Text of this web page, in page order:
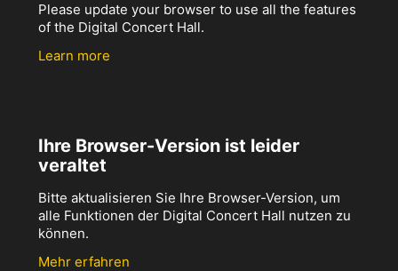
Please update your browser to use all the features
of the Digital Concert Hall.
Learn more
Ihre Browser-Version ist leider
veraltet
Bitte aktualisieren Sie Ihre Browser-Version, um
alle Funktionen der Digital Concert Hall nutzen zu
können.
Mehr erfahren